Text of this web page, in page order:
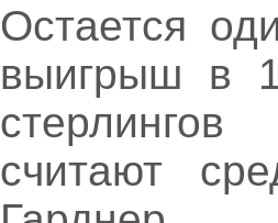
Остается
выигрыш в
считают